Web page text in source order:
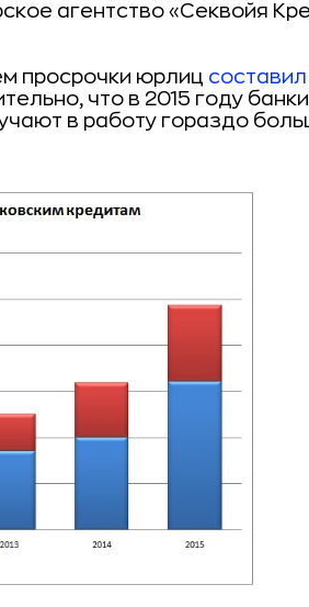
агентство «Секвойя
просрочки юрлиц составил
что в 2015 году банки
в работу гораздо